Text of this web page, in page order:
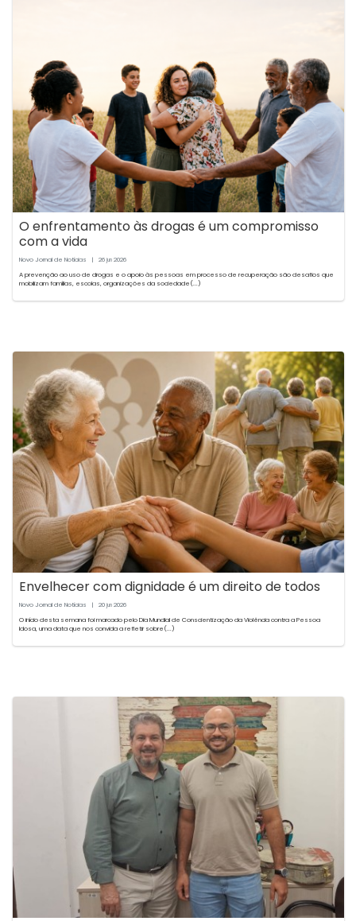
O enfrentamento às drogas é um compromisso
com a vida
Novo Jornal de Notícias | 26 jun2026
A prevenção ao uso de drogas e o apoio às pessoas em processo de recuperação são desafios que
mobilizam famílias, escolas, organizações da sociedade(...)
Envelhecer com dignidade é um direito de todos
Novo Jornal de Notícias | 20 jun2026
O início desta semana foi marcado pelo Dia Mundial de Conscientização da Violência contra a Pessoa
Idosa, uma data que nos convida a refletir sobre(...)